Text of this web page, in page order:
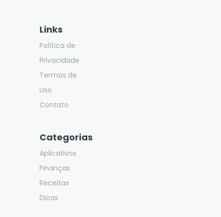
Links
Política de
Privacidade
Termos de
Uso
Contato
Categorias
Aplicativos
Finanças
Receitas
Dicas